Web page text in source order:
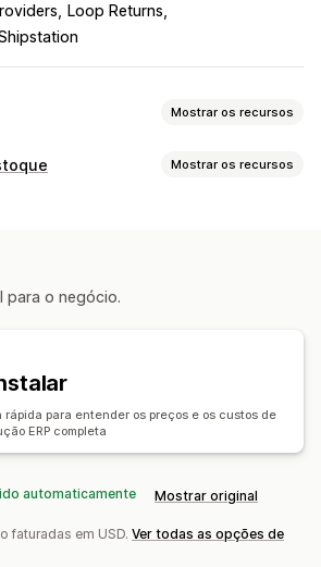
Loop Returns
Mostrar os recursos
real
lote
de despesas
lucros
Gestão de receitas Previsão
Mostrar os recursos
de dados
Status em tempo real
para o negócio.
para entender os preços e os custos de
ERP completa
automaticamente Mostrar original
faturadas em USD. Ver todas as opções de